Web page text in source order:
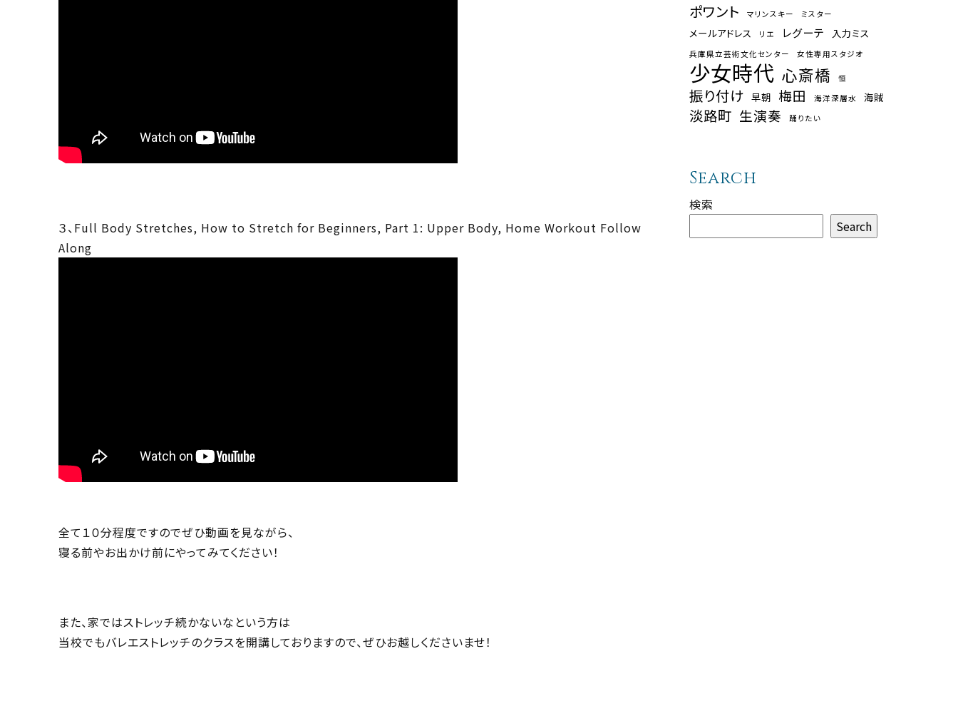
３、Full Body Stretches, How to Stretch for Beginners, Part 1: Upper Body, Home Workout Follow
Along
全て１０分程度ですのでぜひ動画を見ながら、
寝る前やお出かけ前にやってみてください！
また、家ではストレッチ続かないなという方は
当校でもバレエストレッチのクラスを開講しておりますので、ぜひお越しくださいませ！
ポワント マリンスキー ミスター
メールアドレス リエ レグーテ 入力ミス
兵庫県立芸術文化センター 女性専用スタジオ
少女時代 心斎橋 恒
振り付け 早朝 梅田 海洋深層水 海賊
淡路町 生演奏 踊りたい
Search
検索
Search